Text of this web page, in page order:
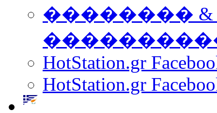
��������
HotStation.gr
HotStation.gr